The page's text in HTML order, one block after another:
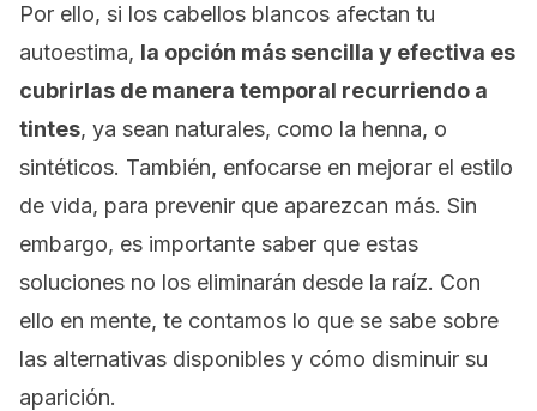
Por ello, si los cabellos blancos afectan tu
autoestima, la opción más sencilla y efectiva es
cubrirlas de manera temporal recurriendo a
tintes, ya sean naturales, como la henna, o
sintéticos. También, enfocarse en mejorar el estilo
de vida, para prevenir que aparezcan más. Sin
embargo, es importante saber que estas
soluciones no los eliminarán desde la raíz. Con
ello en mente, te contamos lo que se sabe sobre
las alternativas disponibles y cómo disminuir su
aparición.